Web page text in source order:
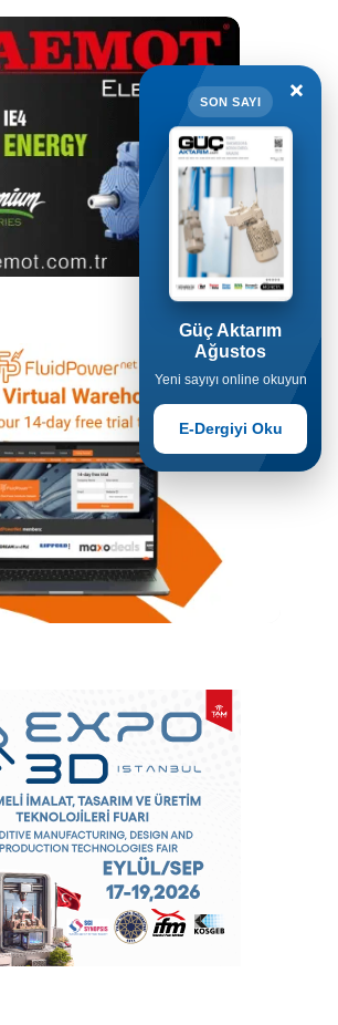
×
SON SAYI
Güç Aktarım
Ağustos
Yeni sayıyı online okuyun
E-Dergiyi Oku